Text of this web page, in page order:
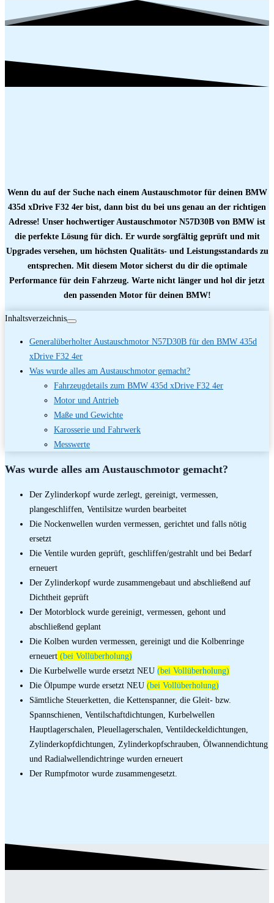
Menge
Wenn du auf der Suche nach einem Austauschmotor für deinen BMW
435d xDrive F32 4er bist, dann bist du bei uns genau an der richtigen
Adresse! Unser hochwertiger Austauschmotor N57D30B von BMW ist
die perfekte Lösung für dich. Er wurde sorgfältig geprüft und mit
Upgrades versehen, um höchsten Qualitäts- und Leistungsstandards zu
entsprechen. Mit diesem Motor sicherst du dir die optimale
Performance für dein Fahrzeug. Warte nicht länger und hol dir jetzt
den passenden Motor für deinen BMW!
Inhaltsverzeichnis
Generalüberholter Austauschmotor N57D30B für den BMW 435d
xDrive F32 4er
Was wurde alles am Austauschmotor gemacht?
Fahrzeugdetails zum BMW 435d xDrive F32 4er
Motor und Antrieb
Maße und Gewichte
Karosserie und Fahrwerk
Messwerte
Was wurde alles am Austauschmotor gemacht?
Der Zylinderkopf wurde zerlegt, gereinigt, vermessen,
plangeschliffen, Ventilsitze wurden bearbeitet
Die Nockenwellen wurden vermessen, gerichtet und falls nötig
ersetzt
Die Ventile wurden geprüft, geschliffen/gestrahlt und bei Bedarf
erneuert
Der Zylinderkopf wurde zusammengebaut und abschließend auf
Dichtheit geprüft
Der Motorblock wurde gereinigt, vermessen, gehont und
abschließend geplant
Die Kolben wurden vermessen, gereinigt und die Kolbenringe
erneuert (bei Vollüberholung)
Die Kurbelwelle wurde ersetzt NEU (bei Vollüberholung)
Die Ölpumpe wurde ersetzt NEU (bei Vollüberholung)
Sämtliche Steuerketten, die Kettenspanner, die Gleit- bzw.
Spannschienen, Ventilschaftdichtungen, Kurbelwellen
Hauptlagerschalen, Pleuellagerschalen, Ventildeckeldichtungen,
Zylinderkopfdichtungen, Zylinderkopfschrauben, Ölwannendichtung
und Radialwellendichtringe wurden erneuert
Der Rumpfmotor wurde zusammengesetzt.